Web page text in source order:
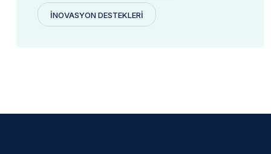
İNOVASYON DESTEKLERI